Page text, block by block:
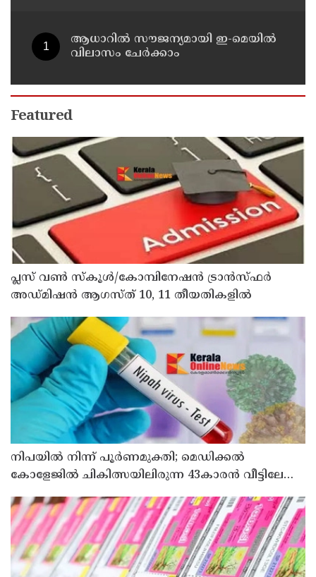
ആധാറിൽ സൗജന്യമായി ഇ-മെയിൽ
വിലാസം ചേർക്കാം
Featured
പ്ലസ് വൺ സ്‌കൂൾ/കോമ്പിനേഷൻ ട്രാൻസ്ഫർ
അഡ്മിഷൻ ആഗസ്ത് 10, 11 തീയതികളിൽ
നിപയിൽ നിന്ന് പൂർണമുക്തി; മെഡിക്കൽ
കോളേജിൽ ചികിത്സയിലിരുന്ന 43കാരൻ വീട്ടിലേക്ക്